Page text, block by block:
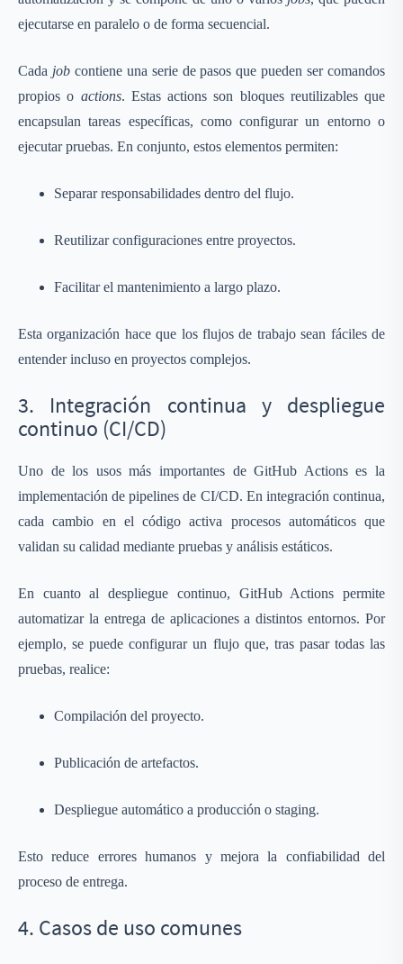
ejecutarse en paralelo o de forma secuencial.
Cada jobcontiene una serie de pasos que pueden ser comandos
propios o actions. Estas actions son bloques reutilizables que
encapsulan tareas específicas, como configurar un entorno o
ejecutar pruebas. En conjunto, estos elementos permiten:
Separar responsabilidades dentro del flujo.
Reutilizar configuraciones entre proyectos.
Facilitar el mantenimiento a largo plazo.
Esta organización hace que los flujos de trabajo sean fáciles de
entender incluso en proyectos complejos.
3. Integración continua y despliegue
continuo (CI/CD)
Uno de los usos más importantes de GitHub Actions es la
implementación de pipelines de CI/CD. En integración continua,
cada cambio en el código activa procesos automáticos que
validan su calidad mediante pruebas y análisis estáticos.
En cuanto al despliegue continuo, GitHub Actions permite
automatizar la entrega de aplicaciones a distintos entornos. Por
ejemplo, se puede configurar un flujo que, tras pasar todas las
pruebas, realice:
Compilación del proyecto.
Publicación de artefactos.
Despliegue automático a producción o staging.
Esto reduce errores humanos y mejora la confiabilidad del
proceso de entrega.
4. Casos de uso comunes